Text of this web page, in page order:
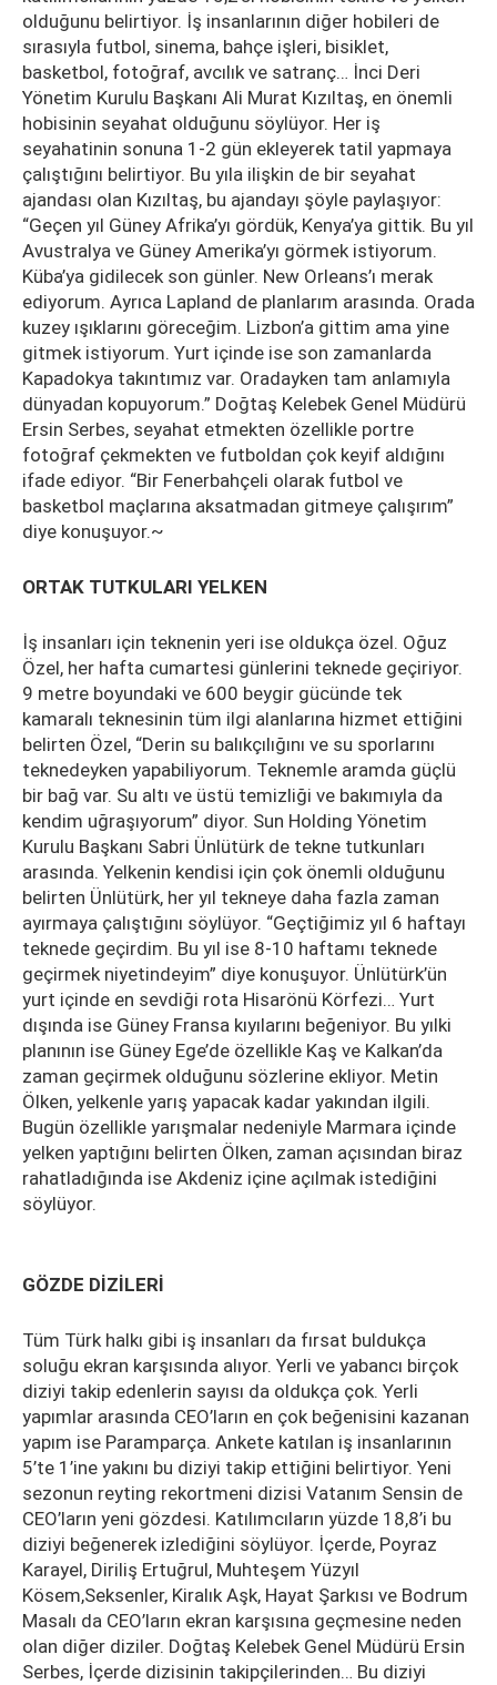
olduğunu belirtiyor. İş insanlarının diğer hobileri de
sırasıyla futbol, sinema, bahçe işleri, bisiklet,
basketbol, fotoğraf, avcılık ve satranç… İnci Deri
Yönetim Kurulu Başkanı Ali Murat Kızıltaş, en önemli
hobisinin seyahat olduğunu söylüyor. Her iş
seyahatinin sonuna 1-2 gün ekleyerek tatil yapmaya
çalıştığını belirtiyor. Bu yıla ilişkin de bir seyahat
ajandası olan Kızıltaş, bu ajandayı şöyle paylaşıyor:
“Geçen yıl Güney Afrika’yı gördük, Kenya’ya gittik. Bu yıl
Avustralya ve Güney Amerika’yı görmek istiyorum.
Küba’ya gidilecek son günler. New Orleans’ı merak
ediyorum. Ayrıca Lapland de planlarım arasında. Orada
kuzey ışıklarını göreceğim. Lizbon’a gittim ama yine
gitmek istiyorum. Yurt içinde ise son zamanlarda
Kapadokya takıntımız var. Oradayken tam anlamıyla
dünyadan kopuyorum.” Doğtaş Kelebek Genel Müdürü
Ersin Serbes, seyahat etmekten özellikle portre
fotoğraf çekmekten ve futboldan çok keyif aldığını
ifade ediyor. “Bir Fenerbahçeli olarak futbol ve
basketbol maçlarına aksatmadan gitmeye çalışırım”
diye konuşuyor.~
ORTAK TUTKULARI YELKEN
İş insanları için teknenin yeri ise oldukça özel. Oğuz
Özel, her hafta cumartesi günlerini teknede geçiriyor.
9 metre boyundaki ve 600 beygir gücünde tek
kamaralı teknesinin tüm ilgi alanlarına hizmet ettiğini
belirten Özel, “Derin su balıkçılığını ve su sporlarını
teknedeyken yapabiliyorum. Teknemle aramda güçlü
bir bağ var. Su altı ve üstü temizliği ve bakımıyla da
kendim uğraşıyorum” diyor. Sun Holding Yönetim
Kurulu Başkanı Sabri Ünlütürk de tekne tutkunları
arasında. Yelkenin kendisi için çok önemli olduğunu
belirten Ünlütürk, her yıl tekneye daha fazla zaman
ayırmaya çalıştığını söylüyor. “Geçtiğimiz yıl 6 haftayı
teknede geçirdim. Bu yıl ise 8-10 haftamı teknede
geçirmek niyetindeyim” diye konuşuyor. Ünlütürk’ün
yurt içinde en sevdiği rota Hisarönü Körfezi… Yurt
dışında ise Güney Fransa kıyılarını beğeniyor. Bu yılki
planının ise Güney Ege’de özellikle Kaş ve Kalkan’da
zaman geçirmek olduğunu sözlerine ekliyor. Metin
Ölken, yelkenle yarış yapacak kadar yakından ilgili.
Bugün özellikle yarışmalar nedeniyle Marmara içinde
yelken yaptığını belirten Ölken, zaman açısından biraz
rahatladığında ise Akdeniz içine açılmak istediğini
söylüyor.
GÖZDE DİZİLERİ
Tüm Türk halkı gibi iş insanları da fırsat buldukça
soluğu ekran karşısında alıyor. Yerli ve yabancı birçok
diziyi takip edenlerin sayısı da oldukça çok. Yerli
yapımlar arasında CEO’ların en çok beğenisini kazanan
yapım ise Paramparça. Ankete katılan iş insanlarının
5’te 1’ine yakını bu diziyi takip ettiğini belirtiyor. Yeni
sezonun reyting rekortmeni dizisi Vatanım Sensin de
CEO’ların yeni gözdesi. Katılımcıların yüzde 18,8’i bu
diziyi beğenerek izlediğini söylüyor. İçerde, Poyraz
Karayel, Diriliş Ertuğrul, Muhteşem Yüzyıl
Kösem,Seksenler, Kiralık Aşk, Hayat Şarkısı ve Bodrum
Masalı da CEO’ların ekran karşısına geçmesine neden
olan diğer diziler. Doğtaş Kelebek Genel Müdürü Ersin
Serbes, İçerde dizisinin takipçilerinden… Bu diziyi